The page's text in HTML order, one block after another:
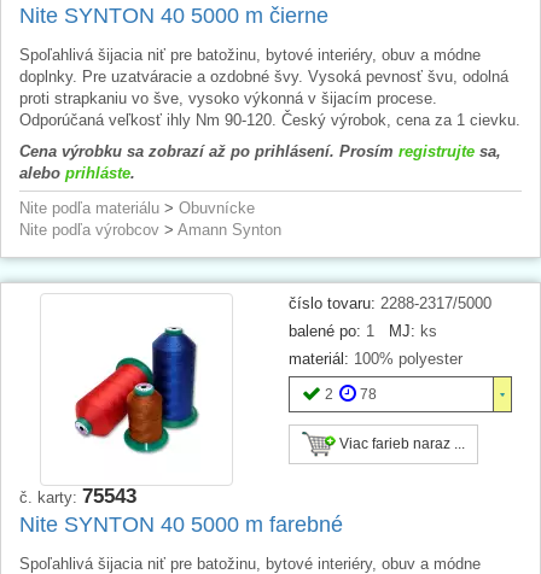
Nite SYNTON 40 5000 m čierne
Spoľahlivá šijacia niť pre batožinu, bytové interiéry, obuv a módne
doplnky. Pre uzatváracie a ozdobné švy. Vysoká pevnosť švu, odolná
proti strapkaniu vo šve, vysoko výkonná v šijacím procese.
Odporúčaná veľkosť ihly Nm 90-120. Český výrobok, cena za 1 cievku.
Cena výrobku sa zobrazí až po prihlásení. Prosím registrujte sa,
alebo prihláste.
Nite podľa materiálu > Obuvnícke
Nite podľa výrobcov > Amann Synton
číslo tovaru: 2288-2317/5000
balené po: 1 MJ: ks
materiál: 100% polyester
2 78
Viac farieb naraz ...
č. karty: 75543
Nite SYNTON 40 5000 m farebné
Spoľahlivá šijacia niť pre batožinu, bytové interiéry, obuv a módne